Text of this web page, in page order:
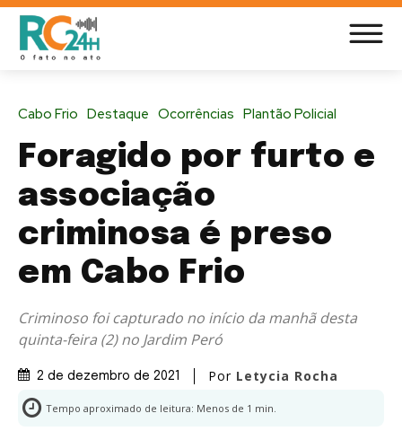
Cabo Frio Destaque Ocorrências Plantão Policial
Foragido por furto e
associação
criminosa é preso
em Cabo Frio
Criminoso foi capturado no início da manhã desta
quinta-feira (2) no Jardim Peró
2 de dezembro de 2021 Por Letycia Rocha
Tempo aproximado de leitura: Menos de 1 min.